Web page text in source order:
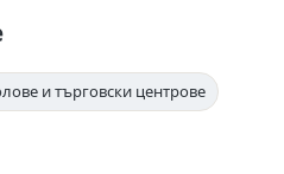
и търговски центрове